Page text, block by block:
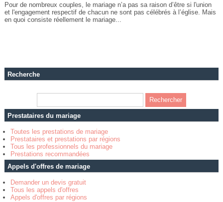
Pour de nombreux couples, le mariage n’a pas sa raison d’être si l'union
et l'engagement respectif de chacun ne sont pas célébrés à l’église. Mais
en quoi consiste réellement le mariage...
Recherche
Prestataires du mariage
Toutes les prestations de mariage
Prestataires et prestations par régions
Tous les professionnels du mariage
Prestations recommandées
Appels d'offres de mariage
Demander un devis gratuit
Tous les appels d'offres
Appels d'offres par régions